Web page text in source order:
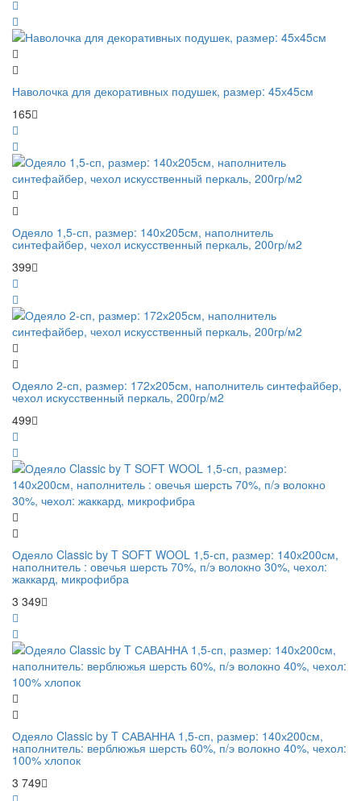
Наволочка для декоративных подушек, размер: 45х45см
165
Одеяло 1,5-сп, размер: 140х205см, наполнитель
синтефайбер, чехол искусственный перкаль, 200гр/м2
399
Одеяло 2-сп, размер: 172х205см, наполнитель синтефайбер,
чехол искусственный перкаль, 200гр/м2
499
Одеяло Classic by T SOFT WOOL 1,5-сп, размер: 140х200см,
наполнитель : овечья шерсть 70%, п/э волокно 30%, чехол:
жаккард, микрофибра
3 349
Одеяло Classic by T САВАННА 1,5-сп, размер: 140х200см,
наполнитель: верблюжья шерсть 60%, п/э волокно 40%, чехол:
100% хлопок
3 749